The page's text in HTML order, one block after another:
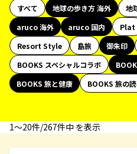
すべて 地球の歩き方 海外
地
aruco 海外
aruco 国内 Plat
Resort Style
島旅 御朱印
BOOKS スペシャルコラボ
BOOKS 旅と健康
BOOKS 旅の
1〜20件/267件中 を表示